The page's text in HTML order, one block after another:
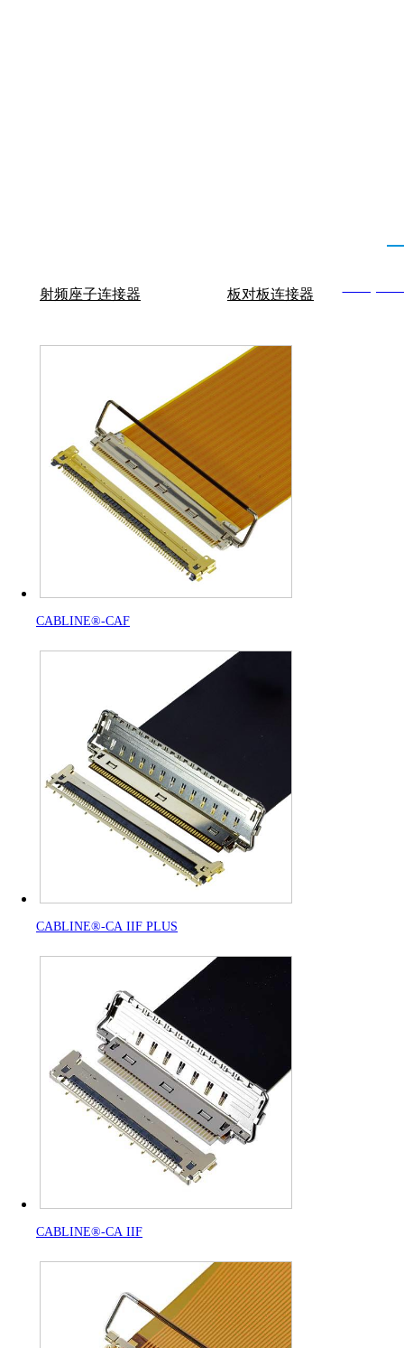
射频座子连接器 板对板连接器
CABLINE®-CAF
CABLINE®-CA IIF PLUS
CABLINE®-CA IIF
地址：深圳市南山区后海大道港湾创业大厦11B 网 址：